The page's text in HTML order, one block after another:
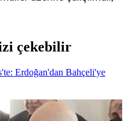
çekebilir
Erdoğan'dan Bahçeli'ye